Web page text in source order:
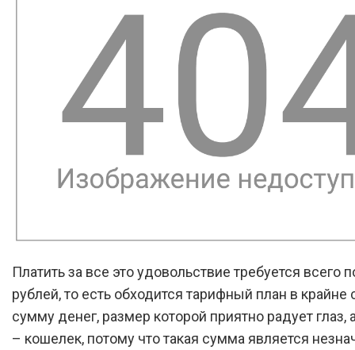
Платить за все это удовольствие требуется всего
рублей, то есть обходится тарифный план в
сумму денег, размер которой приятно радует глаз,
– кошелек, потому что такая сумма является